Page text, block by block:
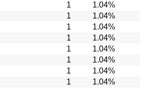
1 1.04%
1 1.04%
1 1.04%
1 1.04%
1 1.04%
1 1.04%
1 1.04%
1 1.04%